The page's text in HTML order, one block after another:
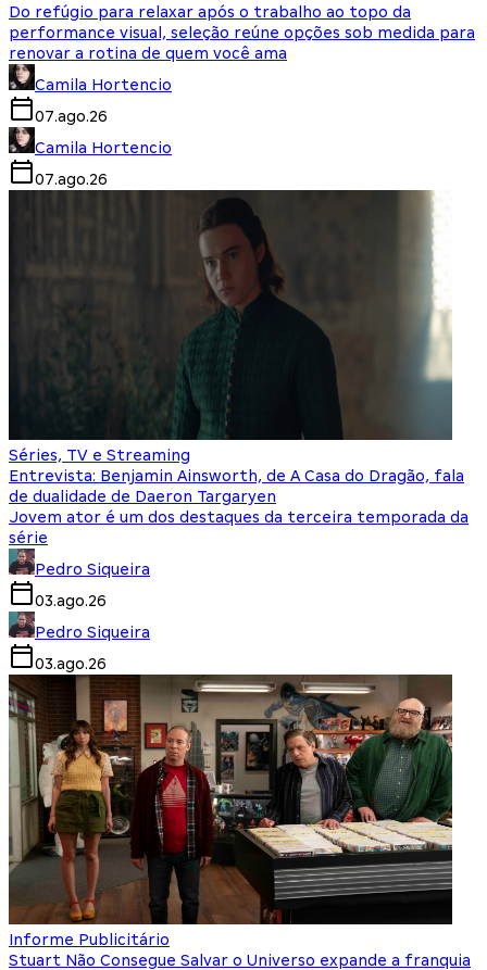
Do refúgio para relaxar após o trabalho ao topo da
performance visual, seleção reúne opções sob medida para
renovar a rotina de quem você ama
Camila Hortencio
07.ago.26
Camila Hortencio
07.ago.26
Séries, TV e Streaming
Entrevista: Benjamin Ainsworth, de A Casa do Dragão, fala
de dualidade de Daeron Targaryen
Jovem ator é um dos destaques da terceira temporada da
série
Pedro Siqueira
03.ago.26
Pedro Siqueira
03.ago.26
Informe Publicitário
Stuart Não Consegue Salvar o Universo expande a franquia